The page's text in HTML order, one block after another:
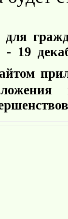
- 19